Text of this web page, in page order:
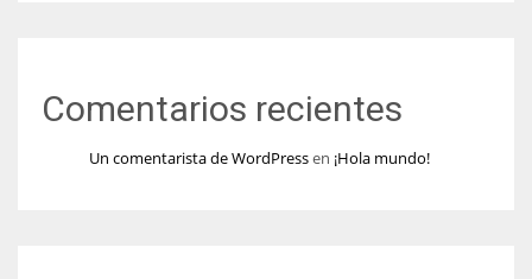
Comentarios recientes
Un comentarista de WordPressen ¡Hola mundo!